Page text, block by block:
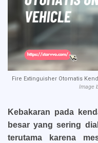
Fire Extinguisher Otomatis
Image
Kebakaran pada
besar yang sering
terutama karena